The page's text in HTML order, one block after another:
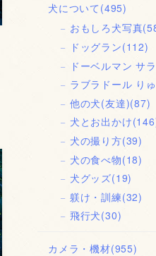
犬について (495)
おもしろ犬写真
ドッグラン(112)
ドーベルマン サラ
ラブラドール り
他の犬(友達)(87)
犬とお出かけ
犬の撮り方(39)
犬の食べ物(18)
犬グッズ(19)
躾け・訓練(32)
飛行犬(30)
カメラ・機材(955)